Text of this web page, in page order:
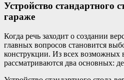
Устройство стандартного
гараже
Когда речь заходит о создании
главных вопросов становится
конструкции. Из всех возможных
рассматриваются два основных: